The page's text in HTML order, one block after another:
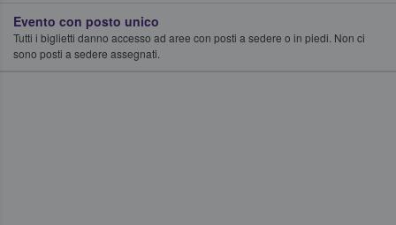
Evento con posto unico
Tutti i biglietti danno accesso ad aree con posti a sedere o in piedi. Non ci
sono posti a sedere assegnati.